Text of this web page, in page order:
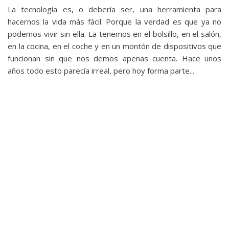
La tecnología es, o debería ser, una herramienta para
hacernos la vida más fácil. Porque la verdad es que ya no
podemos vivir sin ella. La tenemos en el bolsillo, en el salón,
en la cocina, en el coche y en un montón de dispositivos que
funcionan sin que nos demos apenas cuenta. Hace unos
años todo esto parecía irreal, pero hoy forma parte...